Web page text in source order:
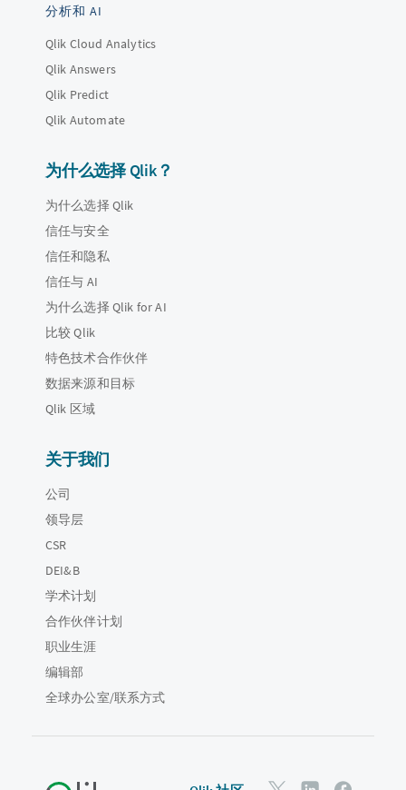
分析和 AI
Qlik Cloud Analytics
Qlik Answers
Qlik Predict
Qlik Automate
为什么选择 Qlik？
为什么选择 Qlik
信任与安全
信任和隐私
信任与 AI
为什么选择 Qlik for AI
比较 Qlik
特色技术合作伙伴
数据来源和目标
Qlik 区域
关于我们
公司
领导层
CSR
DEI&B
学术计划
合作伙伴计划
职业生涯
编辑部
全球办公室/联系方式